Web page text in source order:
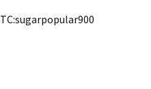
TC:sugarpopular900